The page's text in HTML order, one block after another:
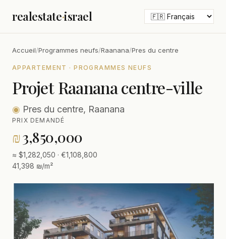
realestate·israel
Accueil/Programmes neufs/Raanana/Pres du centre
APPARTEMENT · PROGRAMMES NEUFS
Projet Raanana centre-ville
◉ Pres du centre, Raanana
PRIX DEMANDÉ
₪3,850,000
≈ $1,282,050 · €1,108,800
41,398 ₪/m²